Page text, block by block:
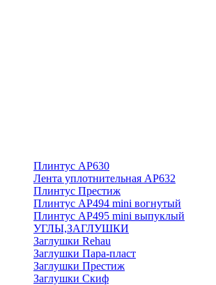
Плинтус АР630
Лента уплотнительная АР632
Плинтус Престиж
Плинтус АР494 mini вогнутый
Плинтус АР495 mini выпуклый
УГЛЫ,ЗАГЛУШКИ
Заглушки Rehau
Заглушки Пара-пласт
Заглушки Престиж
Заглушки Скиф